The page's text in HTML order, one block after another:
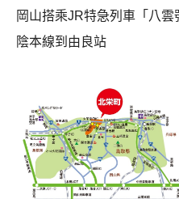
岡山搭乘JR特急列車「八
陰本線到由良站